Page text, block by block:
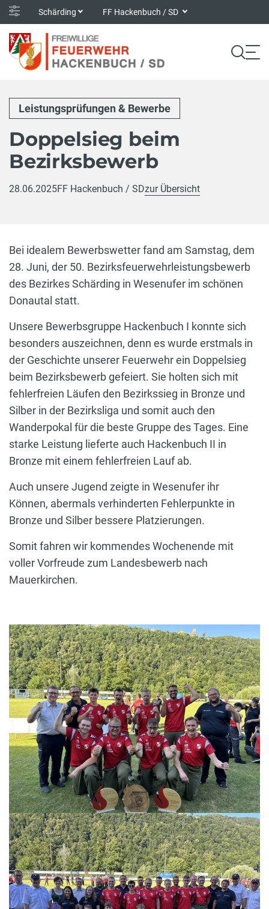
Schärding FF Hackenbuch / SD
Leistungsprüfungen & Bewerbe
Doppelsieg beim
Bezirksbewerb
28.06.2025FF Hackenbuch / SDzur Übersicht
Bei idealem Bewerbswetter fand am Samstag, dem
28. Juni, der 50. Bezirksfeuerwehrleistungsbewerb
des Bezirkes Schärding in Wesenufer im schönen
Donautal statt.
Unsere Bewerbsgruppe Hackenbuch I konnte sich
besonders auszeichnen, denn es wurde erstmals in
der Geschichte unserer Feuerwehr ein Doppelsieg
beim Bezirksbewerb gefeiert. Sie holten sich mit
fehlerfreien Läufen den Bezirkssieg in Bronze und
Silber in der Bezirksliga und somit auch den
Wanderpokal für die beste Gruppe des Tages. Eine
starke Leistung lieferte auch Hackenbuch II in
Bronze mit einem fehlerfreien Lauf ab.
Auch unsere Jugend zeigte in Wesenufer ihr
Können, abermals verhinderten Fehlerpunkte in
Bronze und Silber bessere Platzierungen.
Somit fahren wir kommendes Wochenende mit
voller Vorfreude zum Landesbewerb nach
Mauerkirchen.